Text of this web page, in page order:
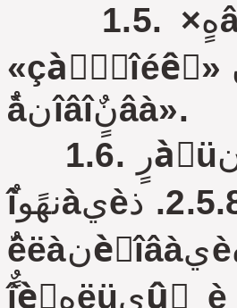
1.5. ×هٍâهًٍûé àلçàِ ïَيêٍà 2.5.4 ïîٌëه ٌëîâà
«çàًٌٍîéêَ» نîïîëيèٍü ٌëîâàىè: «èëè نëے âهنهيèے
ٌàنîâîنٌٍâà».
1.6. رٍàٍü‏ 2.5 نîïîëيèٍü ïَيêٍîى 2.5.8 ٌëهنَ‏ùهمî
ٌîنهًوàيèے: «2.5.8. ذàçًهّàهٌٍے يà ïًèëهمà‏ùهé ٍهًًèٍîًèè
ٌêëàنèًîâàيèه è ًُàيهيèه îلîًَنîâàيèے, نًîâ,
ًٌٍîèٍهëüيûُ è èيûُ ىàٍهًèàëîâ ًٌîêîى يه لîëهه 30